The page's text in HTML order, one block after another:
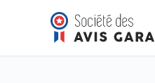
Mulebar
Note globale : 9,7
9,7/10(1